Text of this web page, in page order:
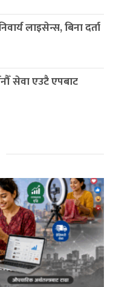
लाइसेन्स, बिना दर्ता
सेवा एउटै एपबाट